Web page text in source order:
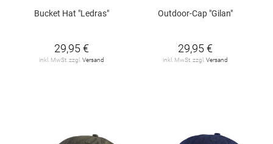
Bucket Hat "Ledras"
29,95 €
inkl. MwSt. zzgl. Versand
Outdoor-Cap "Gilan"
29,95 €
inkl. MwSt. zzgl. Versand